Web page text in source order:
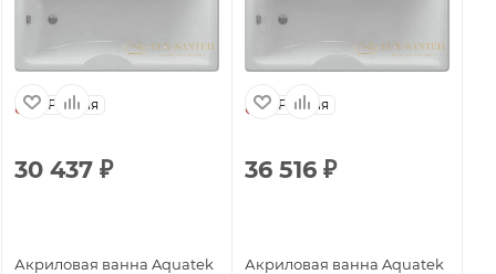
Россия
30 437 ₽
Акриловая ванна Aquatek
Россия
36 516 ₽
Акриловая ванна Aquatek